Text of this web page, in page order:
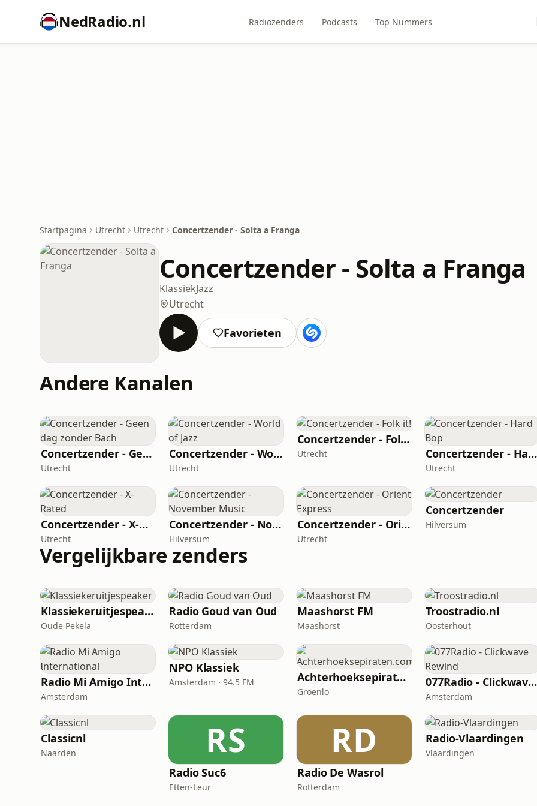
NedRadio.nl Radiozenders Podcasts Top Nummers
Startpagina Utrecht Utrecht Concertzender - Solta a Franga
Concertzender - Solta a Franga
KlassiekJazz
Utrecht
Favorieten
Andere Kanalen
Concertzender - Geen dag zonder Bach
Utrecht
Concertzender - World of Jazz
Utrecht
Concertzender - Folk it!
Utrecht Concertzender - Hard Bop
Utrecht
Concertzender - X-Rated
Utrecht
Concertzender - November Music
Hilversum
Concertzender - Orient Express
Utrecht
Concertzender
Hilversum
Vergelijkbare zenders
Klassiekeruitjespeaker
Oude Pekela
Radio Goud van Oud
Rotterdam
Maashorst FM
Maashorst
Troostradio.nl
Oosterhout
Radio Mi Amigo International
Amsterdam
NPO Klassiek
Amsterdam · 94.5 FM Achterhoeksepiraten.com
Groenlo
077Radio - Clickwave Rewind
Amsterdam
Classicnl
Naarden RS
Radio Suc6
Etten-Leur
RD
Radio De Wasrol
Rotterdam
Radio-Vlaardingen
Vlaardingen